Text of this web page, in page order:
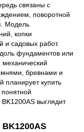
связаны с
поворотной
Модель
копки
и садовых работ.
фундаментов или
бревнами и
планирует купить
выглядит